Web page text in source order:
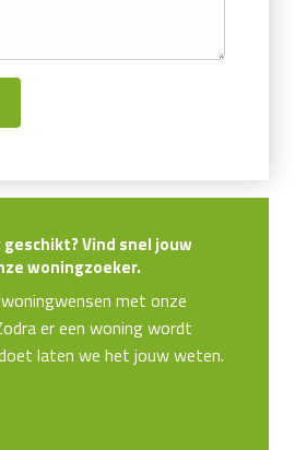
Vind snel jouw
woningzoeker.
met onze
er een woning wordt
laten we het jouw weten.